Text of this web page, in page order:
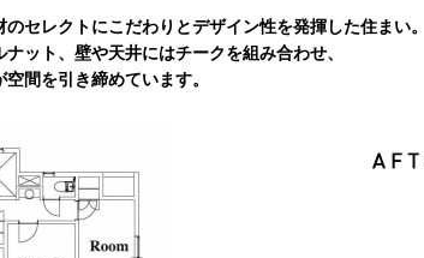
セレクトにこだわりとデザイン性を発揮した住まい。
ット、壁や天井にはチークを組み合わせ、
間を引き締めています。